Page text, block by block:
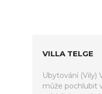
VILLA TELGE
Ubytování (Vily)
může pochlubit